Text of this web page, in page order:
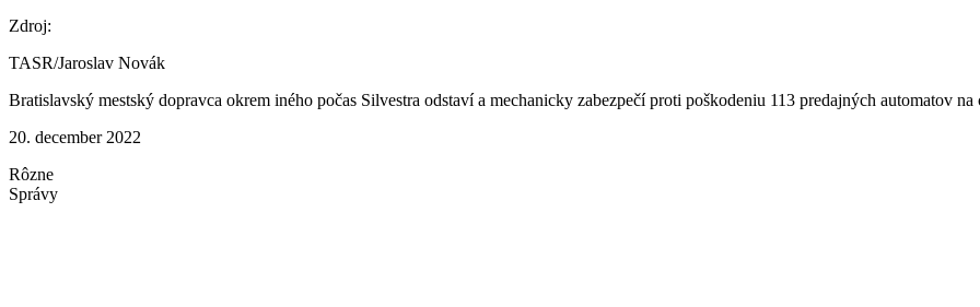
Zdroj:
TASR/Jaroslav Novák
Bratislavský mestský dopravca okrem iného počas Silvestra odstaví a mechanicky zabezpečí proti poškodeniu 113 predajných automatov na
20. december 2022
Rôzne
Správy